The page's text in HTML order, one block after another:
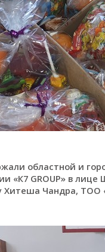
областной и
«К7 GROUP» в
Хитеша Чандра, ТОО